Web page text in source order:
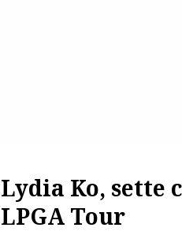
Lydia Ko, sette
LPGA Tour